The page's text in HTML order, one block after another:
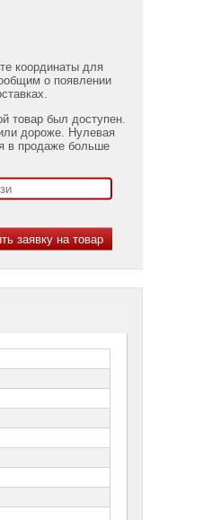
координаты для
о появлении
товар был доступен.
дороже. Нулевая
в продаже больше